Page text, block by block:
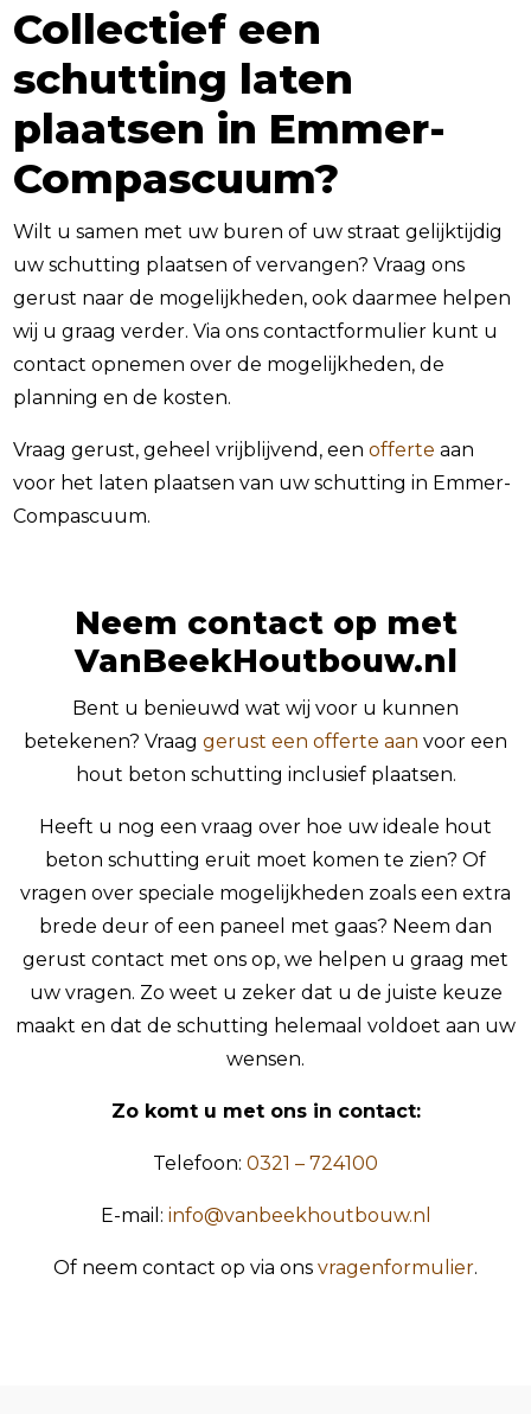
Collectief een
schutting laten
plaatsen in Emmer-
Compascuum?
Wilt u samen met uw buren of uw straat gelijktijdig
uw schutting plaatsen of vervangen? Vraag ons
gerust naar de mogelijkheden, ook daarmee helpen
wij u graag verder. Via ons contactformulier kunt u
contact opnemen over de mogelijkheden, de
planning en de kosten.
Vraag gerust, geheel vrijblijvend, eenofferte aan
voor het laten plaatsen van uw schutting in Emmer-
Compascuum.
Neem contact op met
VanBeekHoutbouw.nl
Bent u benieuwd wat wij voor u kunnen
betekenen? Vraag gerust een offerte aan voor een
hout beton schutting inclusief plaatsen.
Heeft u nog een vraag over hoe uw ideale hout
beton schutting eruit moet komen te zien? Of
vragen over speciale mogelijkheden zoals een extra
brede deur of een paneel met gaas? Neem dan
gerust contact met ons op, we helpen u graag met
uw vragen. Zo weet u zeker dat u de juiste keuze
maakt en dat de schutting helemaal voldoet aan uw
wensen.
Zo komt u met ons in contact:
Telefoon: 0321 – 724100
E-mail: info@vanbeekhoutbouw.nl
Of neem contact op via ons vragenformulier.